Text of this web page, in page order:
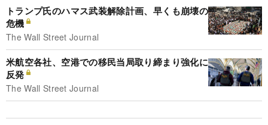
トランプ氏のハマス武装解除計画、早くも崩壊の
危機
The Wall Street Journal
米航空各社、空港での移民当局取り締まり強化に
反発
The Wall Street Journal